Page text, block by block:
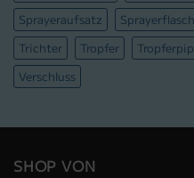
Sprayeraufsatz
Trichter
Tropfer
Verschluss
SHOP VON